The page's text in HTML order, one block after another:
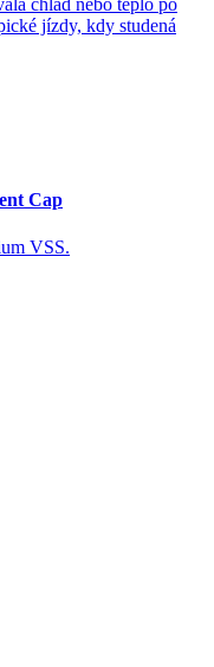
chlad nebo teplo po
jízdy, kdy studená
Cap
VSS.